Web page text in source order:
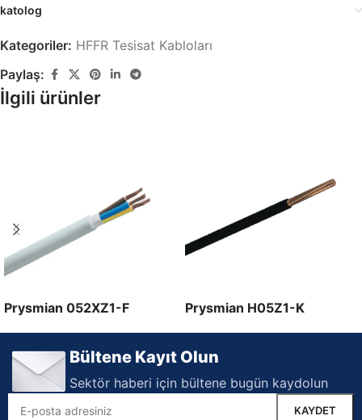
katolog
Kategoriler: HFFR Tesisat Kabloları
Paylaş:
İlgili ürünler
Prysmian 052XZ1-F
Prysmian H05Z1-K
Bültene Kayıt Olun
Sektör haberi için bültene bugün kaydolun